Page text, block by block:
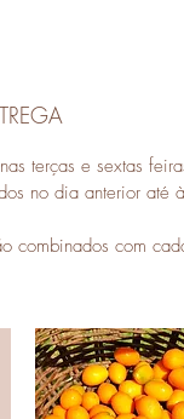
terças e sextas
no dia anterior até
combinados com